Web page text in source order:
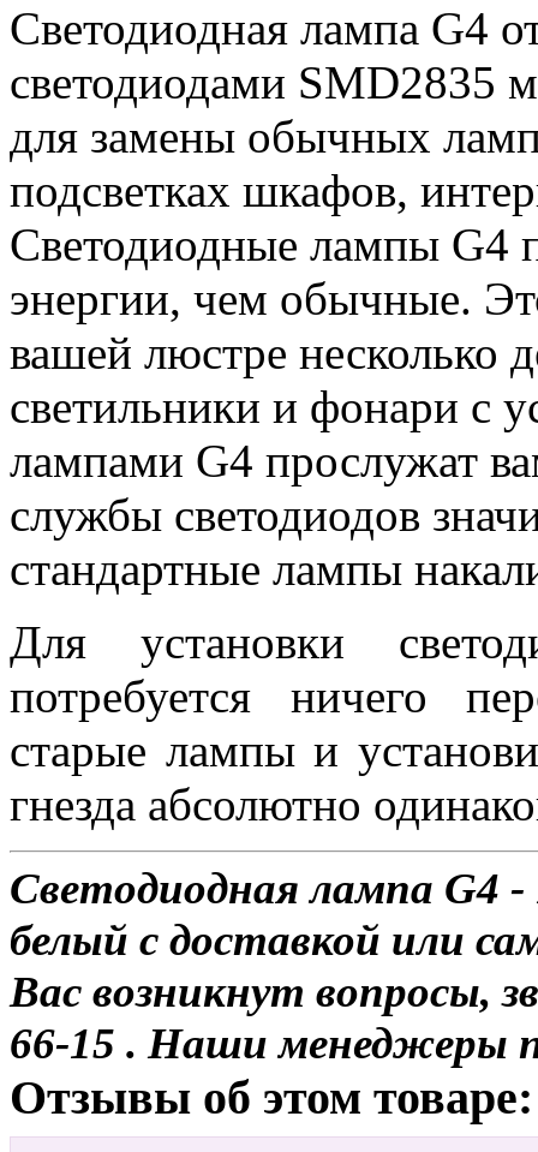
Светодиодная лампа G4
светодиодами SMD2835
для замены обычных
подсветках шкафов,
Светодиодные лампы G4
энергии, чем обычные.
вашей люстре несколько
светильники и фонари с
лампами G4 прослужат
службы светодиодов
стандартные лампы
Для установки
потребуется ничего
старые лампы и
гнезда абсолютно
Светодиодная лампа G4
белый с доставкой или
Вас возникнут вопросы,
66-15 . Наши менеджеры
Отзывы об этом товаре: